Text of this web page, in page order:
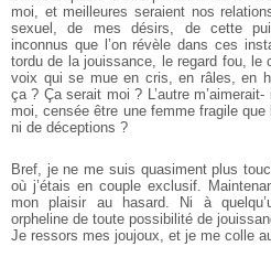
moi, et meilleures seraient nos
sexuel, de mes désirs, de cette
inconnus que l’on révèle dans ces
tordu de la jouissance, le regard fou, le
voix qui se mue en cris, en râles, en
ça ? Ça serait moi ? L’autre m’aimerait-
moi, censée être une femmefragile que
ni de déceptions ?
Bref, je ne me suis quasiment plus
où j’étais en couple exclusif.
mon plaisir au hasard. Ni à
orpheline de toute possibilité de
Je ressors mes joujoux, et je me colle